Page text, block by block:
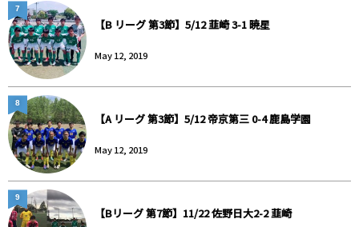
【B リーグ 第3節】5/12 韮崎 3-1 暁星
May 12, 2019
7
【A リーグ 第3節】5/12 帝京第三 0-4 鹿島学園
May 12, 2019
8
【Bリーグ 第7節】11/22 佐野日大2-2 韮崎
9